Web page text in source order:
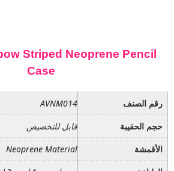
Striped Neoprene Pencil
Case
رقم الصنف
AVNM014
حجم الحقيبة
قابل للتخصيص
الأقمشة
Neoprene Material